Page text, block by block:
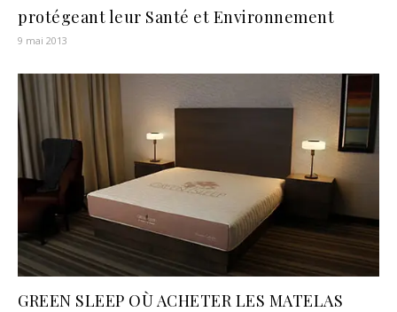
protégeant leur Santé et Environnement
9 mai 2013
GREEN SLEEP OÙ ACHETER LES MATELAS